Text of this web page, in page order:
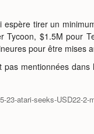
tirer un
Tycoon, $1.5M pour
pour être mises
mentionnées
23-atari-seeks-USD22-2-